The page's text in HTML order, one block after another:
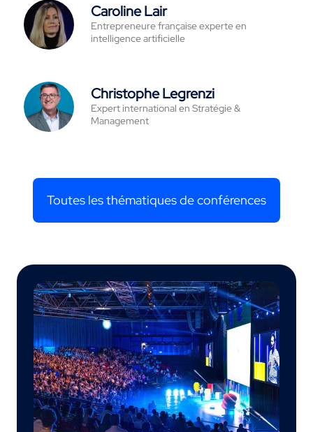
Caroline Lair
Entrepreneure française experte en
intelligence artificielle
Christophe Legrenzi
Expert international en Stratégie &
Management
Toutes les thématiques de conférences